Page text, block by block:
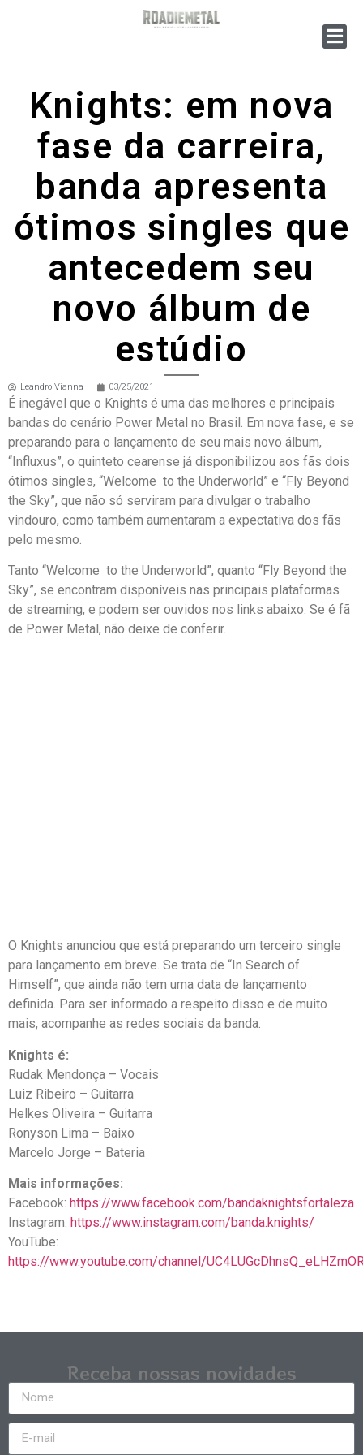
Knights: em nova
fase da carreira,
banda apresenta
ótimos singles que
antecedem seu
novo álbum de
estúdio
Leandro Vianna 03/25/2021
É inegável que o Knights é uma das melhores e principais
bandas do cenário Power Metal no Brasil. Em nova fase, e se
preparando para o lançamento de seu mais novo álbum,
“Influxus”, o quinteto cearense já disponibilizou aos fãs dois
ótimos singles, “Welcome to the Underworld” e “Fly Beyond
the Sky”, que não só serviram para divulgar o trabalho
vindouro, como também aumentaram a expectativa dos fãs
pelo mesmo.
Tanto “Welcome to the Underworld”, quanto “Fly Beyond the
Sky”, se encontram disponíveis nas principais plataformas
de streaming, e podem ser ouvidos nos links abaixo. Se é fã
de Power Metal, não deixe de conferir.
O Knights anunciou que está preparando um terceiro single
para lançamento em breve. Se trata de “In Search of
Himself”, que ainda não tem uma data de lançamento
definida. Para ser informado a respeito disso e de muito
mais, acompanhe as redes sociais da banda.
Knights é:
Rudak Mendonça – Vocais
Luiz Ribeiro – Guitarra
Helkes Oliveira – Guitarra
Ronyson Lima – Baixo
Marcelo Jorge – Bateria
Mais informações:
Facebook: https://www.facebook.com/bandaknightsfortaleza
Instagram: https://www.instagram.com/banda.knights/
YouTube:
https://www.youtube.com/channel/
Receba nossas novidades